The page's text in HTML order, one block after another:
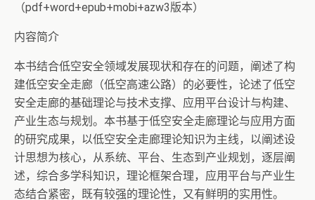
（pdf+word+epub+mobi+azw3版本）
内容简介
本书结合低空安全领域发展现状和存在的问题，阐述了构
建低空安全走廊（低空高速公路）的必要性，论述了低空
安全走廊的基础理论与技术支撑、应用平台设计与构建、
产业生态与规划。本书基于低空安全走廊理论与应用方面
的研究成果，以低空安全走廊理论知识为主线，以阐述设
计思想为核心，从系统、平台、生态到产业规划，逐层阐
述，综合多学科知识，理论框架合理，应用平台与产业生
态结合紧密，既有较强的理论性，又有鲜明的实用性。